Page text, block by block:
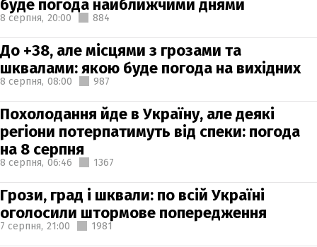
буде погода найближчими днями
8 серпня, 20:00 884
До +38, але місцями з грозами та
шквалами: якою буде погода на вихідних
8 серпня, 08:00 987
Похолодання йде в Україну, але деякі
регіони потерпатимуть від спеки: погода
на 8 серпня
8 серпня, 06:46 1367
Грози, град і шквали: по всій Україні
оголосили штормове попередження
7 серпня, 21:00 1981